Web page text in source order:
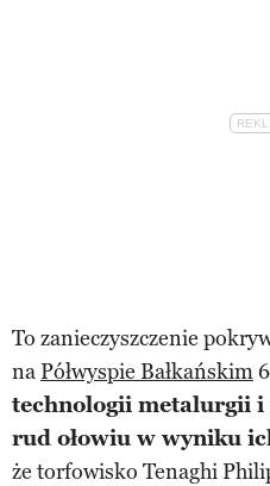
To zanieczyszczenie
naPółwyspie Bałkańskim
technologii metalurgii i
rud ołowiu w wyniku
że torfowisko Tenaghi